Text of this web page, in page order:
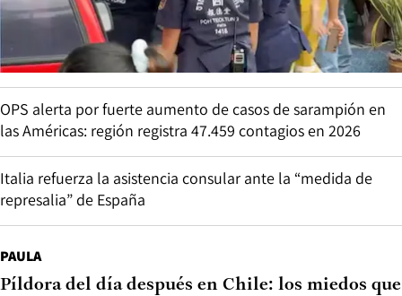
OPS alerta por fuerte aumento de casos de sarampión en
las Américas: región registra 47.459 contagios en 2026
Italia refuerza la asistencia consular ante la “medida de
represalia” de España
PAULA
Píldora del día después en Chile: los miedos que